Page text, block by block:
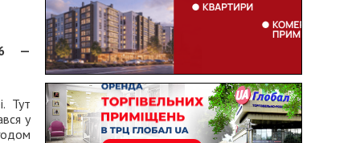
—
Тут
у